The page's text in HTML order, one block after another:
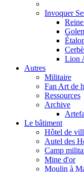
Invoquer
Lion
Autres
Militaire
Fan Art de
Ressources
Archive
Le bâtiment
Hôtel de
Autel des
Camp
Mine d'or
Moulin à